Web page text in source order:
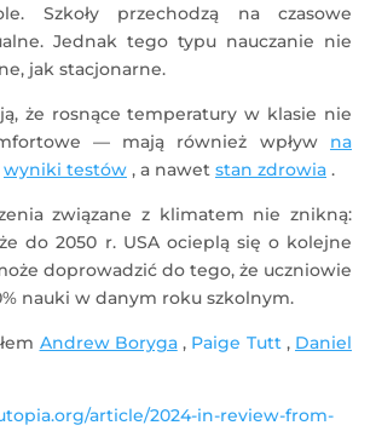
Szkoły przechodzą na czasowe
Jednak tego typu nauczanie nie
jak stacjonarne.
że rosnące temperatury w klasie nie
— mają również wpływ na
wyniki testów , a nawet stan zdrowia .
związane z klimatem nie znikną:
do 2050 r. USA ocieplą się o kolejne
doprowadzić do tego, że uczniowie
nauki w danym roku szkolnym.
Andrew Boryga, Paige Tutt, Daniel
article/2024-in-review-from-